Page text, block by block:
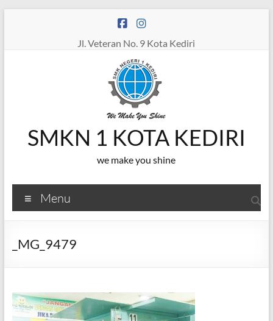
Jl. Veteran No. 9 Kota Kediri
SMKN 1 KOTA KEDIRI
we make you shine
Menu
_MG_9479